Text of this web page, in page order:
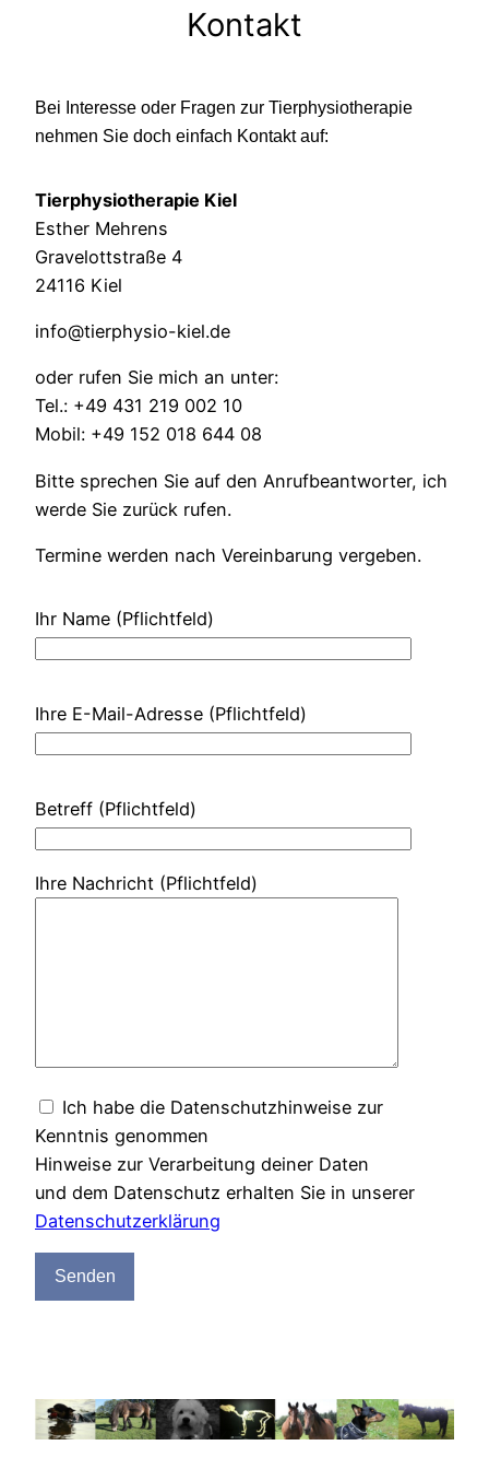
Kontakt
Bei Interesse oder Fragen zur Tierphysiotherapie
nehmen Sie doch einfach Kontakt auf:
Tierphysiotherapie Kiel
Esther Mehrens
Gravelottstraße 4
24116 Kiel
info@tierphysio-kiel.de
oder rufen Sie mich an unter:
Tel.: +49 431 219 002 10
Mobil: +49 152 018 644 08
Bitte sprechen Sie auf den Anrufbeantworter, ich
werde Sie zurück rufen.
Termine werden nach Vereinbarung vergeben.
Ihr Name (Pflichtfeld)
Ihre E-Mail-Adresse (Pflichtfeld)
Betreff (Pflichtfeld)
Ihre Nachricht (Pflichtfeld)
Ich habe die Datenschutzhinweise zur
Kenntnis genommen
Hinweise zur Verarbeitung deiner Daten
und dem Datenschutz erhalten Sie in unserer
Datenschutzerklärung